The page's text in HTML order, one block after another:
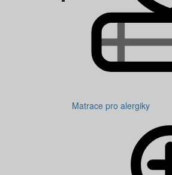
Matrace pro alergiky